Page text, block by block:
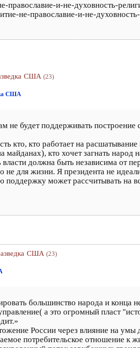
православие-и-не-духовность-
не-православие-и-не-
США (23)
США
будет поддерживать построение
кто, кто работает на
майданах), кто хочет загнать
должна быть независима от
не для жизни. Я президента не
может рассчитывать на
США (23)
большинство народа и конца
а это огромный пласт
России через влияние на
потребительское отношение к